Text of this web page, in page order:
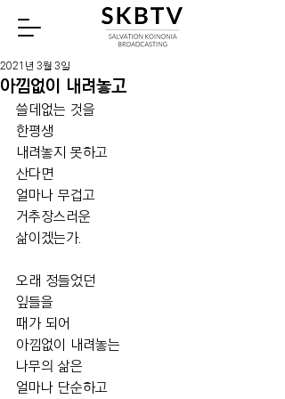
아낌없이 내려놓고
2021년 3월 3일
쓸데없는 것을
한평생
내려놓지 못하고
산다면
얼마나 무겁고
거추장스러운
삶이겠는가.
오래 정들었던
잎들을
때가 되어
아낌없이 내려놓는
나무의 삶은
얼마나 단순하고